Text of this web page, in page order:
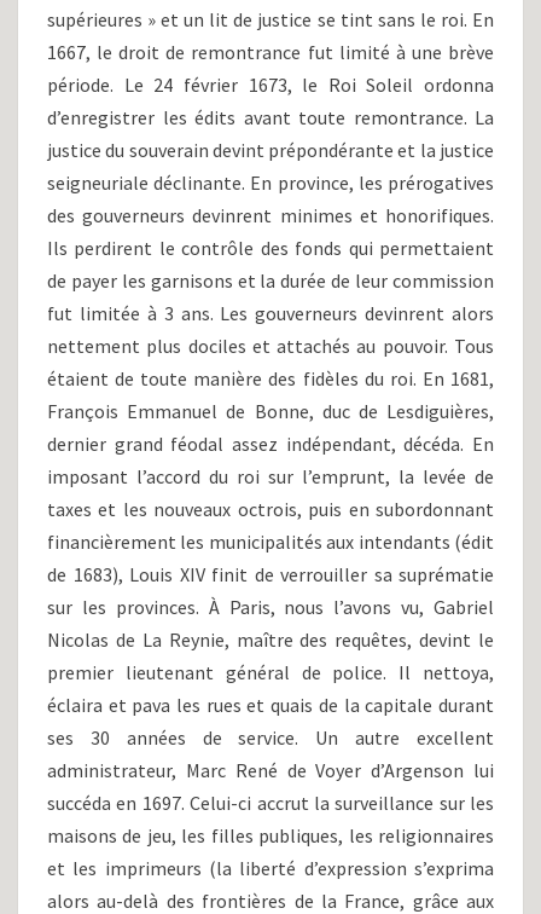
supérieures » et un lit de justice se tint sans le roi. En
1667, le droit de remontrance fut limité à une brève
période. Le 24 février 1673, le Roi Soleil ordonna
d’enregistrer les édits avant toute remontrance. La
justice du souverain devint prépondérante et la justice
seigneuriale déclinante. En province, les prérogatives
des gouverneurs devinrent minimes et honorifiques.
Ils perdirent le contrôle des fonds qui permettaient
de payer les garnisons et la durée de leur commission
fut limitée à 3 ans. Les gouverneurs devinrent alors
nettement plus dociles et attachés au pouvoir. Tous
étaient de toute manière des fidèles du roi. En 1681,
François Emmanuel de Bonne, duc de Lesdiguières,
dernier grand féodal assez indépendant, décéda. En
imposant l’accord du roi sur l’emprunt, la levée de
taxes et les nouveaux octrois, puis en subordonnant
financièrement les municipalités aux intendants (édit
de 1683), Louis XIV finit de verrouiller sa suprématie
sur les provinces. À Paris, nous l’avons vu, Gabriel
Nicolas de La Reynie, maître des requêtes, devint le
premier lieutenant général de police. Il nettoya,
éclaira et pava les rues et quais de la capitale durant
ses 30 années de service. Un autre excellent
administrateur, Marc René de Voyer d’Argenson lui
succéda en 1697. Celui-ci accrut la surveillance sur les
maisons de jeu, les filles publiques, les religionnaires
et les imprimeurs (la liberté d’expression s’exprima
alors au-delà des frontières de la France, grâce aux